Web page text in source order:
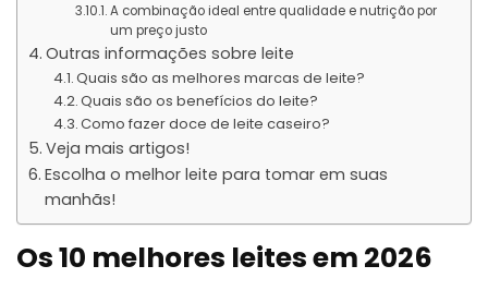
A combinação ideal entre qualidade e nutrição por
um preço justo
Outras informações sobre leite
Quais são as melhores marcas de leite?
Quais são os benefícios do leite?
Como fazer doce de leite caseiro?
Veja mais artigos!
Escolha o melhor leite para tomar em suas
manhãs!
Os 10 melhores leites em 2026